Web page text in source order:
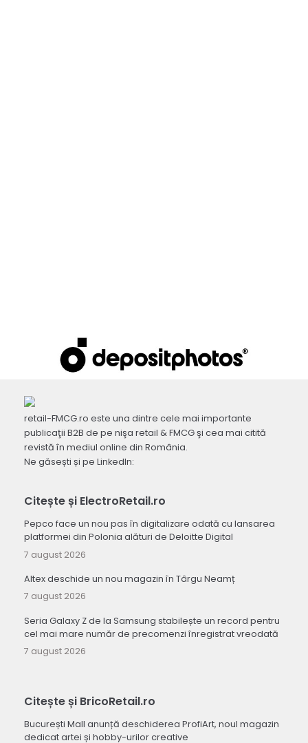
retail-FMCG.ro este una dintre cele mai importante
publicaţii B2B de pe nişa retail & FMCG şi cea mai citită
revistă în mediul online din România.
Ne găsești și pe LinkedIn:
Citește și ElectroRetail.ro
Pepco face un nou pas în digitalizare odată cu lansarea
platformei din Polonia alături de Deloitte Digital
7 august 2026
Altex deschide un nou magazin în Târgu Neamț
7 august 2026
Seria Galaxy Z de la Samsung stabilește un record pentru
cel mai mare număr de precomenzi înregistrat vreodată
7 august 2026
Citește și BricoRetail.ro
București Mall anunță deschiderea ProfiArt, noul magazin
dedicat artei și hobby-urilor creative